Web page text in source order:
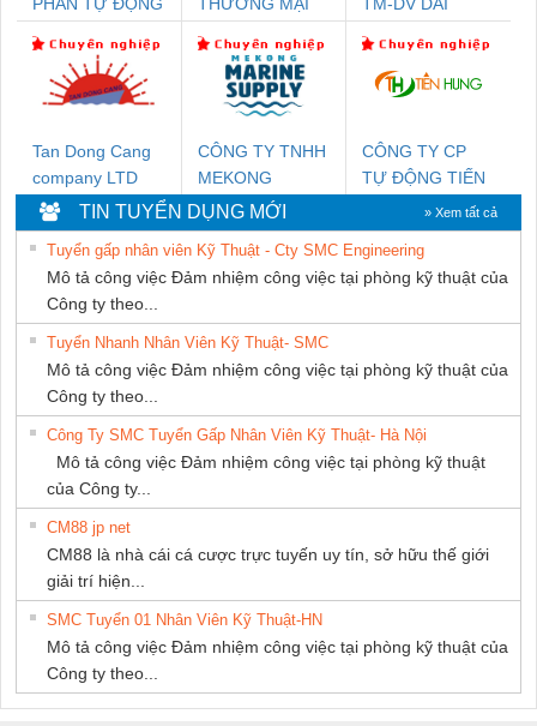
NAM
Tan Dong Cang
company LTD
CÔNG TY TNHH
MEKONG
MARINE
SUPPLY
CÔNG TY CP
TỰ ĐỘNG TIẾN
TIN TUYỂN DỤNG MỚI » Xem tất cả
Tuyển gấp nhân viên Kỹ Thuật - Cty SMC Engineering
Mô tả công việc Đảm nhiệm công việc tại phòng kỹ thuật của
Công ty theo...
Tuyển Nhanh Nhân Viên Kỹ Thuật- SMC
Mô tả công việc Đảm nhiệm công việc tại phòng kỹ thuật của
Công ty theo...
Công Ty SMC Tuyển Gấp Nhân Viên Kỹ Thuật- Hà Nội
Mô tả công việc Đảm nhiệm công việc tại phòng kỹ thuật
của Công ty...
CM88 jp net
CM88 là nhà cái cá cược trực tuyến uy tín, sở hữu thế giới
giải trí hiện...
SMC Tuyển 01 Nhân Viên Kỹ Thuật-HN
Mô tả công việc Đảm nhiệm công việc tại phòng kỹ thuật của
Công ty theo...